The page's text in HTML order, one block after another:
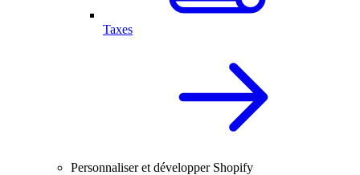
Taxes
Personnaliser et développer Shopify